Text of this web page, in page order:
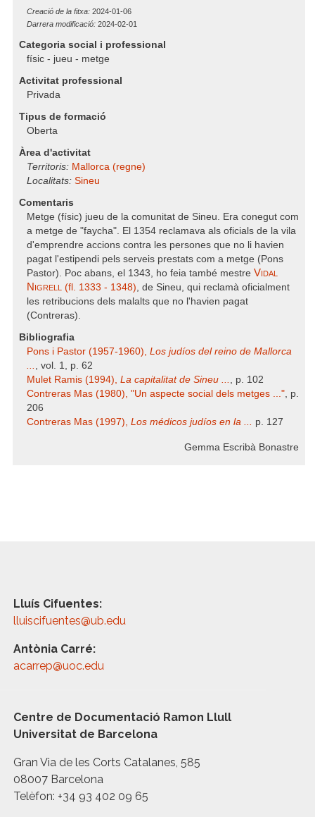
Creació de la fitxa: 2024-01-06
Darrera modificació: 2024-02-01
Categoria social i professional
físic - jueu - metge
Activitat professional
Privada
Tipus de formació
Oberta
Àrea d'activitat
Territoris: Mallorca (regne)
Localitats: Sineu
Comentaris
Metge (físic) jueu de la comunitat de Sineu. Era conegut com
a metge de "faycha". El 1354 reclamava als oficials de la vila
d'emprendre accions contra les persones que no li havien
pagat l'estipendi pels serveis prestats com a metge (Pons
Pastor). Poc abans, el 1343, ho feia també mestre Vidal
Nigrell (fl. 1333 - 1348), de Sineu, qui reclamà oficialment
les retribucions dels malalts que no l'havien pagat
(Contreras).
Bibliografia
Pons i Pastor (1957-1960), Los judíos del reino de Mallorca
... , vol. 1, p. 62
Mulet Ramis (1994), La capitalitat de Sineu ... , p. 102
Contreras Mas (1980), "Un aspecte social dels metges ...", p.
206
Contreras Mas (1997), Los médicos judíos en la ... p. 127
Gemma Escribà Bonastre
Lluís Cifuentes:
lluiscifuentes@ub.edu
Antònia Carré:
acarrep@uoc.edu
Centre de Documentació Ramon Llull
Universitat de Barcelona
Gran Via de les Corts Catalanes, 585
08007 Barcelona
Telèfon: +34 93 402 09 65